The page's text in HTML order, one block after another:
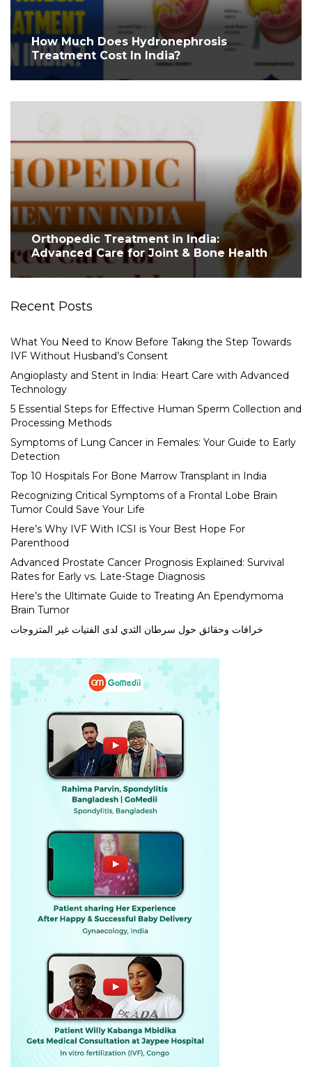
How Much Does Hydronephrosis
Treatment Cost In India?
Orthopedic Treatment in India:
Advanced Care for Joint & Bone Health
Recent Posts
What You Need to Know Before Taking the Step Towards
IVF Without Husband’s Consent
Angioplasty and Stent in India: Heart Care with Advanced
Technology
5 Essential Steps for Effective Human Sperm Collection and
Processing Methods
Symptoms of Lung Cancer in Females: Your Guide to Early
Detection
Top 10 Hospitals For Bone Marrow Transplant in India
Recognizing Critical Symptoms of a Frontal Lobe Brain
Tumor Could Save Your Life
Here’s Why IVF With ICSI is Your Best Hope For
Parenthood
Advanced Prostate Cancer Prognosis Explained: Survival
Rates for Early vs. Late-Stage Diagnosis
Here’s the Ultimate Guide to Treating An Ependymoma
Brain Tumor
خرافات وحقائق حول سرطان الثدي لدى الفتيات غير المتزوجات